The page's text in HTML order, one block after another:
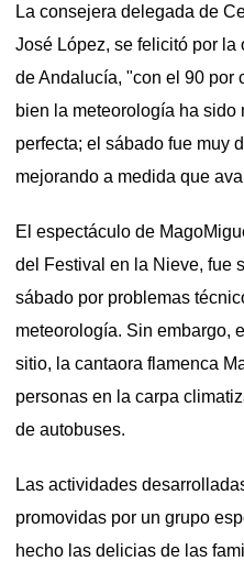
La consejera delegada de
José López, se felicitó por
de Andalucía, "con el 90 por
bien la meteorología ha sido
perfecta; el sábado fue muy
mejorando a medida que
El espectáculo de
del Festival en la Nieve, fue
sábado por problemas
meteorología. Sin embargo,
sitio, la cantaora flamenca
personas en la carpa
de autobuses.
Las actividades
promovidas por un grupo
hecho las delicias de las